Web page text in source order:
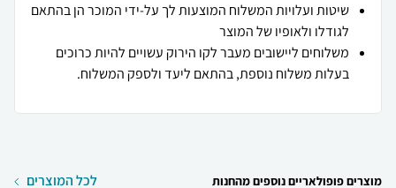
שיטות ועלויות המשלוח המוצעות לך על-ידי המוכר הן בהתאם
לגודלו ולאופיו של המוצר
משלוחים ליישובים מעבר לקו הירוק עשויים להיות כרוכים
בעלות משלוח נוספת, בהתאם ליעד ולספק המשלוח.
מוצרים פופולאריים נוספים מהחנות לכל המוצרים